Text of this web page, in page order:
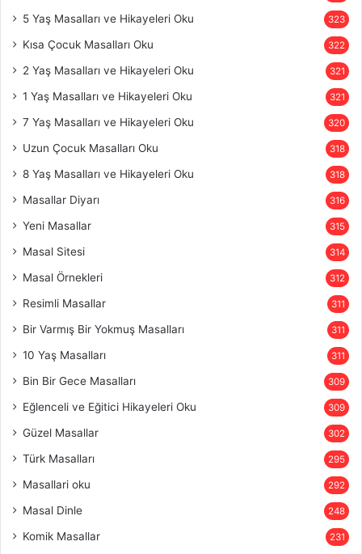
5 Yaş Masalları ve Hikayeleri Oku 323
Kısa Çocuk Masalları Oku 322
2 Yaş Masalları ve Hikayeleri Oku 321
1 Yaş Masalları ve Hikayeleri Oku 321
7 Yaş Masalları ve Hikayeleri Oku 320
Uzun Çocuk Masalları Oku 318
8 Yaş Masalları ve Hikayeleri Oku 318
Masallar Diyarı 316
Yeni Masallar 315
Masal Sitesi 314
Masal Örnekleri 312
Resimli Masallar 311
Bir Varmış Bir Yokmuş Masalları 311
10 Yaş Masalları 311
Bin Bir Gece Masalları 309
Eğlenceli ve Eğitici Hikayeleri Oku 309
Güzel Masallar 302
Türk Masalları 295
Masallari oku 292
Masal Dinle 248
Komik Masallar 231